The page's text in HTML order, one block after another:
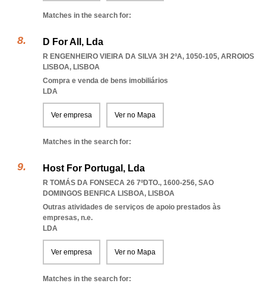
Matches in the search for:
D For All, Lda
R ENGENHEIRO VIEIRA DA SILVA 3H 2ºA, 1050-105, ARROIOS
LISBOA, LISBOA
Compra e venda de bens imobiliários
LDA
Ver empresa Ver no Mapa
Matches in the search for:
Host For Portugal, Lda
R TOMÁS DA FONSECA 26 7ºDTO., 1600-256, SAO
DOMINGOS BENFICA LISBOA, LISBOA
Outras atividades de serviços de apoio prestados às
empresas, n.e.
LDA
Ver empresa Ver no Mapa
Matches in the search for: